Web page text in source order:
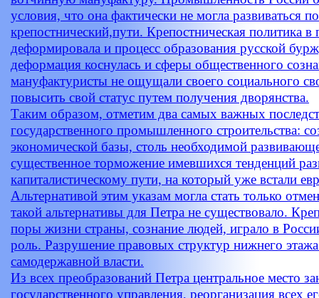
условия, что она фактически не могла развиваться
крепостнический,пути. Крепостническая политика
деформировала и процесс образования русской
деформация коснулась и сферы общественного
мануфактуристы не ощущали своего социального
повысить свой статус путем получения дворянства.
Таким образом, отметим два самых важных
государственного промышленного строительства:
экономической базы, столь необходимой
существенное торможение имевшихся тенденций
капиталистическому пути, на который уже встали
Альтернативой этим указам могла стать только
такой альтернативы для Петра не существовало.
поры жизни страны, сознание людей, играло в
роль. Разрушение правовых структур нижнего
самодержавной власти.
Из всех преобразований Петра центральное место
государственного управления, реорганизация всех